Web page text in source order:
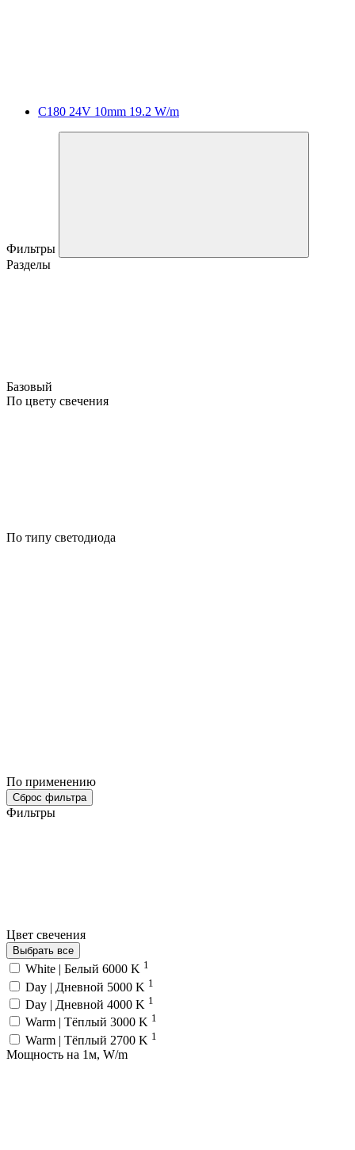
C180 24V 10mm 19.2 W/m
Фильтры
Разделы
Базовый
По цвету свечения
По типу светодиода
По применению
Сброс фильтра
Фильтры
Цвет свечения
Выбрать все
White | Белый 6000 K 1
Day | Дневной 5000 K 1
Day | Дневной 4000 K 1
Warm | Тёплый 3000 K 1
Warm | Тёплый 2700 K 1
Мощность на 1м, W/m